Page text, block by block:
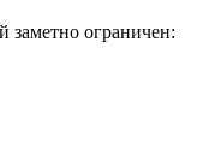
заметно ограничен: